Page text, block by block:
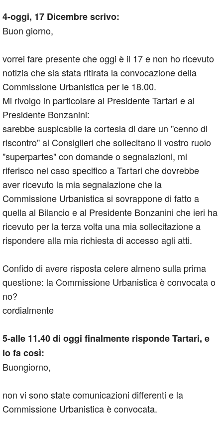
4-oggi, 17 Dicembre scrivo:
Buon giorno,
vorrei fare presente che oggi è il 17 e non ho ricevuto
notizia che sia stata ritirata la convocazione della
Commissione Urbanistica per le 18.00.
Mi rivolgo in particolare al Presidente Tartari e al
Presidente Bonzanini:
sarebbe auspicabile la cortesia di dare un "cenno di
riscontro" ai Consiglieri che sollecitano il vostro ruolo
"superpartes" con domande o segnalazioni, mi
riferisco nel caso specifico a Tartari che dovrebbe
aver ricevuto la mia segnalazione che la
Commissione Urbanistica si sovrappone di fatto a
quella al Bilancio e al Presidente Bonzanini che ieri ha
ricevuto per la terza volta una mia sollecitazione a
rispondere alla mia richiesta di accesso agli atti.
Confido di avere risposta celere almeno sulla prima
questione: la Commissione Urbanistica è convocata o
no?
cordialmente
5-alle 11.40 di oggi finalmente risponde Tartari, e
lo fa così:
Buongiorno,
non vi sono state comunicazioni differenti e la
Commissione Urbanistica è convocata.